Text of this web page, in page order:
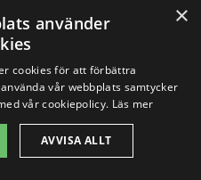
för
i andra
Horn
×
använder
cookies för att förbättra
vår webbplats samtycker
vår cookiepolicy. Läs mer
AVVISA ALLT